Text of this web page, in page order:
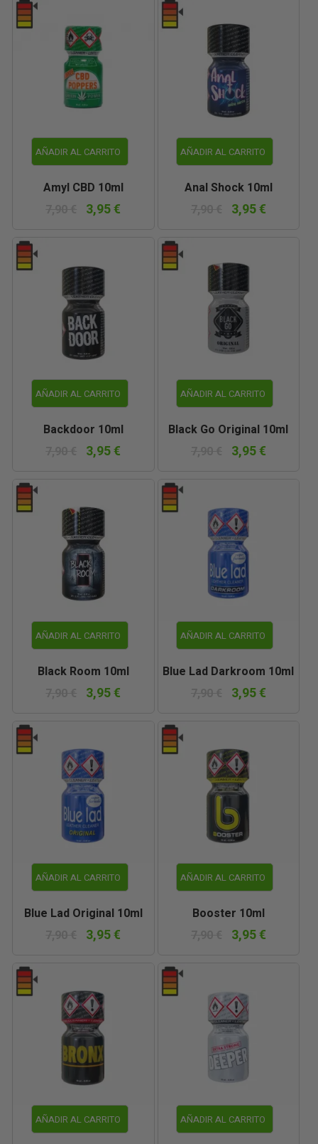
AÑADIR AL CARRITO
Amyl CBD 10ml
3,95 €
AÑADIR AL CARRITO
Anal Shock 10ml
3,95 €
AÑADIR AL CARRITO
Backdoor 10ml
3,95 €
AÑADIR AL CARRITO
Black Go Original 10ml
3,95 €
AÑADIR AL CARRITO
Black Room 10ml
3,95 €
AÑADIR AL CARRITO
Blue Lad Darkroom 10ml
3,95 €
AÑADIR AL CARRITO
Blue Lad Original 10ml
3,95 €
AÑADIR AL CARRITO
Booster 10ml
3,95 €
AÑADIR AL CARRITO AÑADIR AL CARRITO